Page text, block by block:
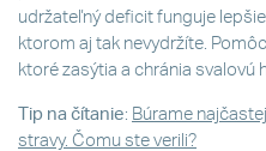
udržateľný deficit funguje
ktorom aj tak nevydržíte.
ktoré zasýtia a chránia svalovú
Tip na čítanie: Búrame
stravy. Čomu ste verili?